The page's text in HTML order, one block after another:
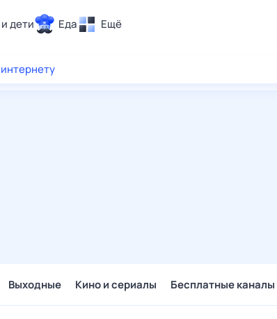
дети Еда Ещё
Выходные Кино и сериалы Бесплатные каналы